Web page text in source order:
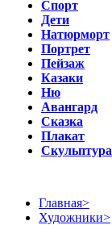
Спорт
Дети
Натюрморт
Портрет
Пейзаж
Казаки
Ню
Авангард
Сказка
Плакат
Скульптура
Главная>
Художники>